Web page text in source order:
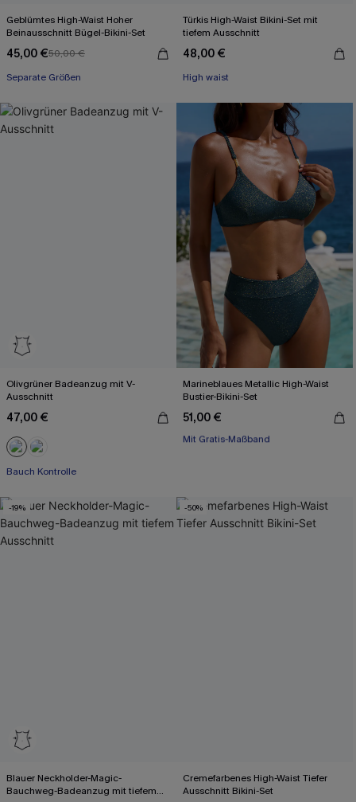
Geblümtes High-Waist Hoher
Beinausschnitt Bügel-Bikini-Set
45,00 €50,00 €
Separate Größen
Türkis High-Waist Bikini-Set mit
tiefem Ausschnitt
48,00 €
High waist
Olivgrüner Badeanzug mit V-
Ausschnitt
47,00 €
Bauch Kontrolle
Marineblaues Metallic High-Waist
Bustier-Bikini-Set
51,00 €
Mit Gratis-Maßband
High waist
-19%
Blauer Neckholder-Magic-
Bauchweg-Badeanzug mit tiefem
-50%
Cremefarbenes High-Waist Tiefer
Ausschnitt Bikini-Set